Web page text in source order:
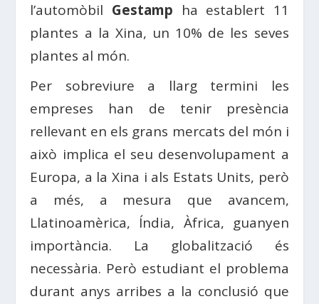
l’automòbil Gestamp ha establert 11
plantes a la Xina, un 10% de les seves
plantes al món.
Per sobreviure a llarg termini les
empreses han de tenir presència
rellevant en els grans mercats del món i
això implica el seu desenvolupament a
Europa, a la Xina i als Estats Units, però
a més, a mesura que avancem,
Llatinoamèrica, Índia, Àfrica, guanyen
importància. La globalització és
necessària. Però estudiant el problema
durant anys arribes a la conclusió que